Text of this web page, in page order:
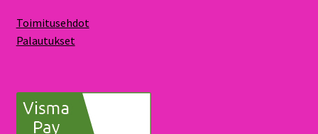
Toimitusehdot
Palautukset